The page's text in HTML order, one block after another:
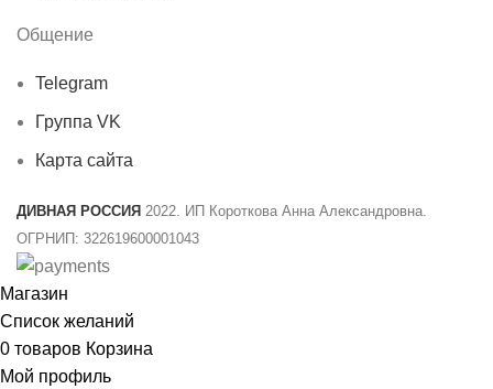
Общение
Telegram
Группа VK
Карта сайта
ДИВНАЯ РОССИЯ 2022. ИП Короткова Анна Александровна.
ОГРНИП: 322619600001043
Магазин
Список желаний
0 товаров Корзина
Мой профиль